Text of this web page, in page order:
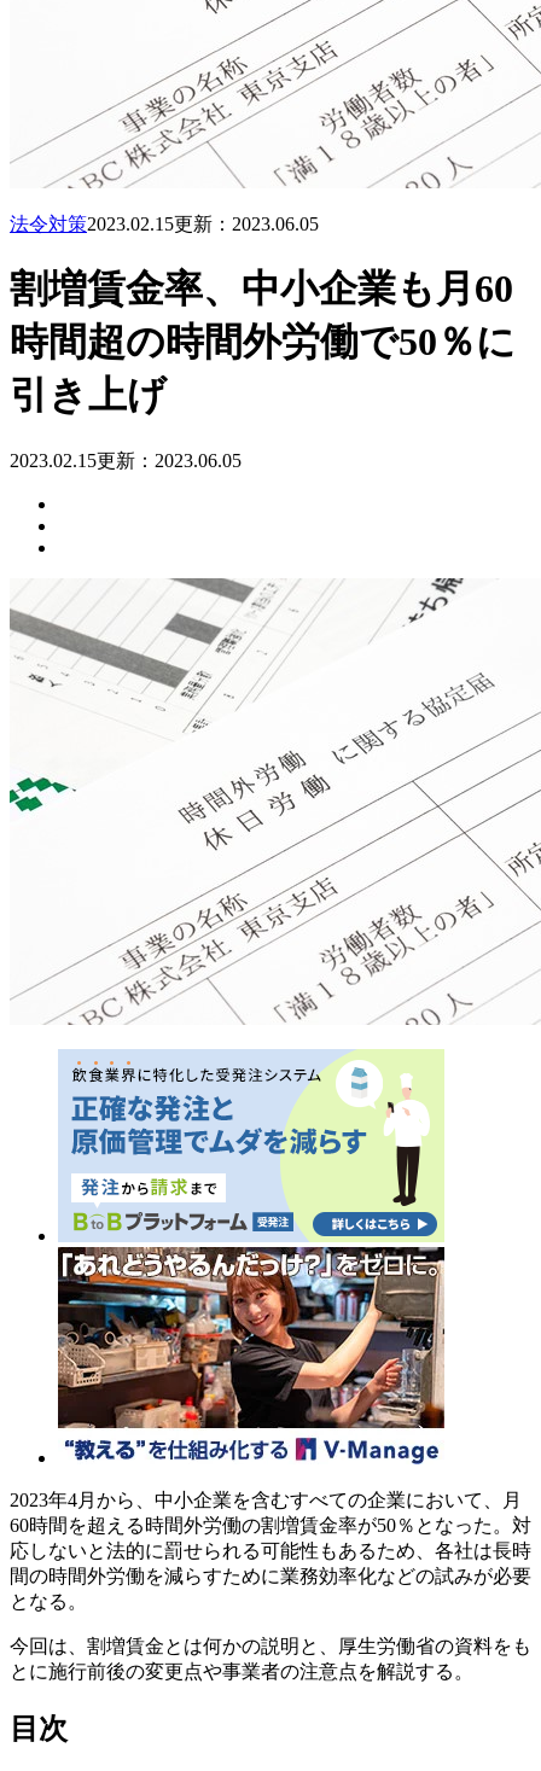
法令対策2023.02.15更新：2023.06.05
割増賃金率、中小企業も月60
時間超の時間外労働で50％に
引き上げ
2023.02.15更新：2023.06.05
2023年4月から、中小企業を含むすべての企業において、月
60時間を超える時間外労働の割増賃金率が50％となった。対
応しないと法的に罰せられる可能性もあるため、各社は長時
間の時間外労働を減らすために業務効率化などの試みが必要
となる。
今回は、割増賃金とは何かの説明と、厚生労働省の資料をも
とに施行前後の変更点や事業者の注意点を解説する。
目次